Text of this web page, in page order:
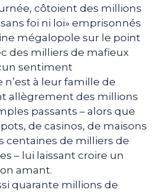
côtoient des millions
foi ni loi» emprisonnés
mégalopole sur le point
des milliers de mafieux
sentiment
n’est à leur famille de
allègrement des millions
passants – alors que
de casinos, de maisons
centaines de milliers de
– lui laissant croire un
amant.
quarante millions de